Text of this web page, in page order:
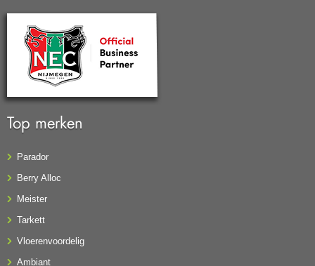
Top merken
Parador
Berry Alloc
Meister
Tarkett
Vloerenvoordelig
Ambiant